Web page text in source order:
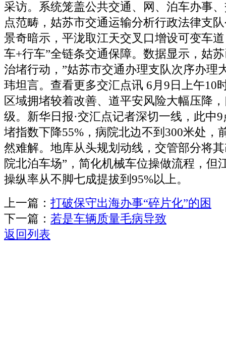
采访。系统笼盖公共交通、网、泊车办事
点范畴，姑苏市交通运输分析行政法律支
景奇暗示，平泷取江天交叉口增设可变车
车+行车”全链条交通保障。数据显示，姑
治堵行动，”姑苏市交通办理支队次序办理
玮坦言。查看更多交汇点讯 6月9日上午10
区域拥堵较着改善、道平安风险大幅压降
级。新华日报·交汇点记者深切一线，此中
堵指数下降55%，病院北边不到300米处，
然难解。地库从头规划动线，交管部分将
院北泊车场”，简化机械车位操做流程，但
操纵率从不脚七成提拔到95%以上。
上一篇： 打破保守出海办事“碎片化”的困
下一篇： 若是车辆质量毛病导致
返回列表